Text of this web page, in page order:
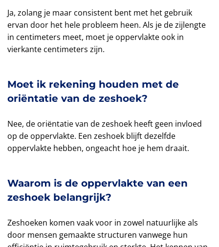
Ja, zolang je maar consistent bent met het gebruik
ervan door het hele probleem heen. Als je de zijlengte
in centimeters meet, moet je oppervlakte ook in
vierkante centimeters zijn.
Moet ik rekening houden met de
oriëntatie van de zeshoek?
Nee, de oriëntatie van de zeshoek heeft geen invloed
op de oppervlakte. Een zeshoek blijft dezelfde
oppervlakte hebben, ongeacht hoe je hem draait.
Waarom is de oppervlakte van een
zeshoek belangrijk?
Zeshoeken komen vaak voor in zowel natuurlijke als
door mensen gemaakte structuren vanwege hun